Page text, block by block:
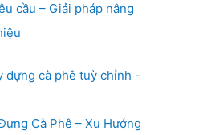
cầu – Giải pháp nâng
Cà Phê – Xu Hướng